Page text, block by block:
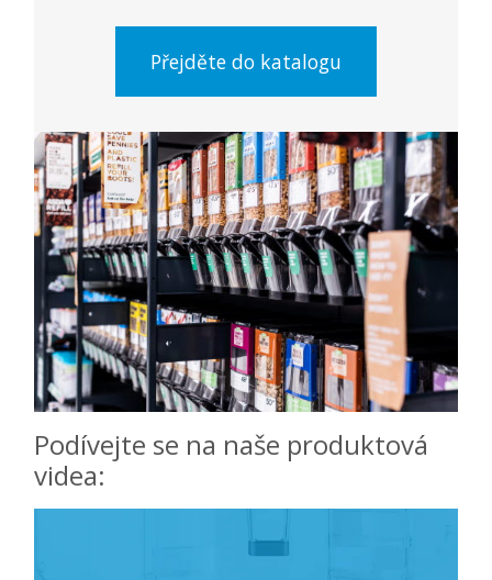
Přejděte do katalogu
Podívejte se na naše produktová
videa: